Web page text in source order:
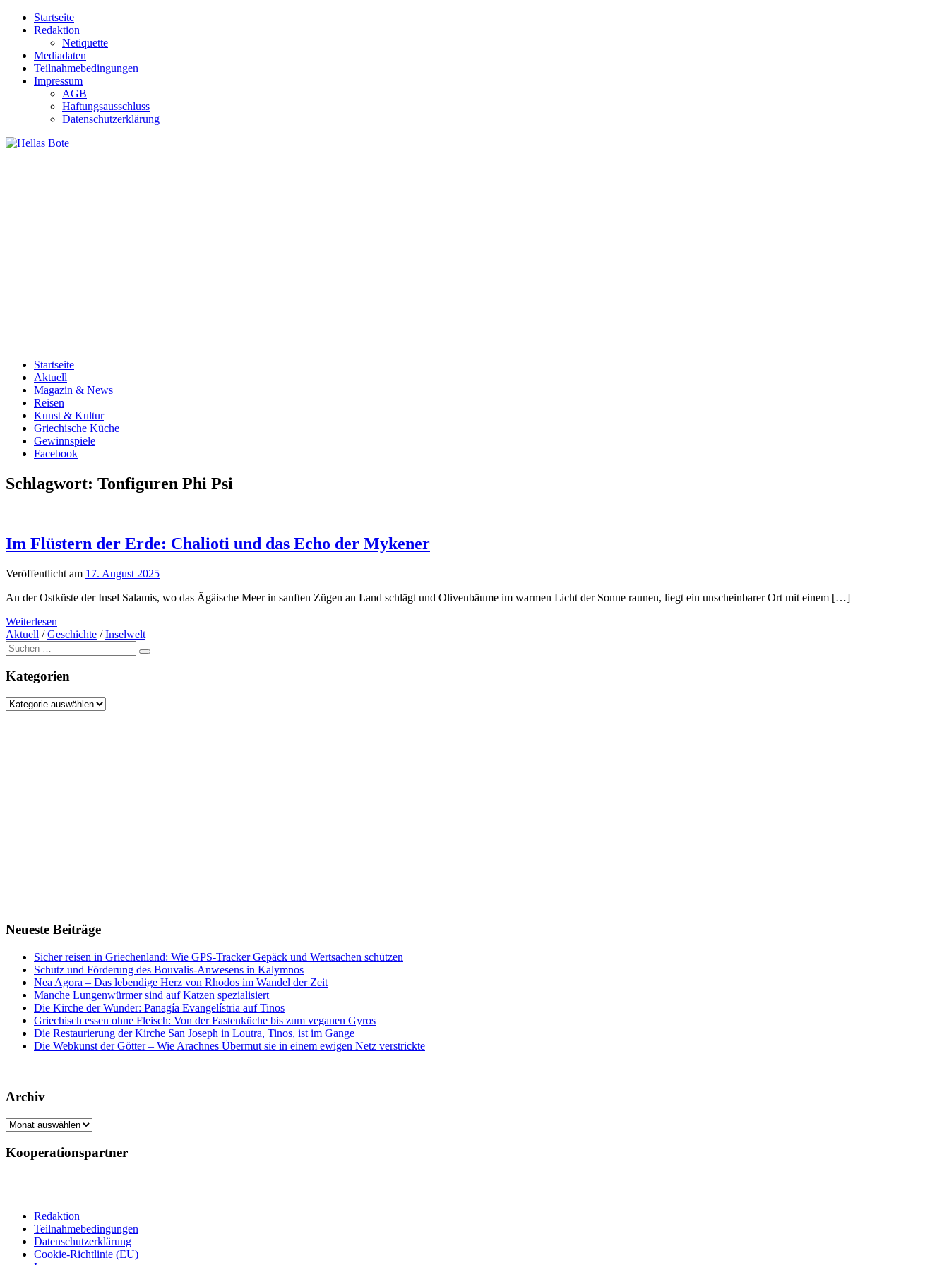
Zum
Inhalt
Startseite
Redaktion
Netiquette
Mediadaten
Teilnahmebedingungen
Impressum
AGB
Haftungsausschluss
Datenschutzerklärung
Startseite
Aktuell
Magazin & News
Reisen
Kunst & Kultur
Griechische Küche
Gewinnspiele
Facebook
Schlagwort: Tonfiguren Phi Psi
Im Flüstern der Erde: Chalioti und das Echo der Mykener
Veröffentlicht am 17. August 2025
An der Ostküste der Insel Salamis, wo das Ägäische Meer in sanften Zügen an Land schlägt und Olivenbäume im warmen Licht der Sonne raunen, liegt ein unscheinbarer Ort mit einem […]
Weiterlesen
Aktuell /Geschichte /Inselwelt
Suche
nach:
Kategorien
Kategorien
Neueste Beiträge
Sicher reisen in Griechenland: Wie GPS-Tracker Gepäck und Wertsachen schützen
Schutz und Förderung des Bouvalis-Anwesens in Kalymnos
Nea Agora – Das lebendige Herz von Rhodos im Wandel der Zeit
Manche Lungenwürmer sind auf Katzen spezialisiert
Die Kirche der Wunder: Panagía Evangelístria auf Tinos
Griechisch essen ohne Fleisch: Von der Fastenküche bis zum veganen Gyros
Die Restaurierung der Kirche San Joseph in Loutra, Tinos, ist im Gange
Die Webkunst der Götter – Wie Arachnes Übermut sie in einem ewigen Netz verstrickte
Archiv
Archiv
Kooperationspartner
Redaktion
Teilnahmebedingungen
Datenschutzerklärung
Cookie-Richtlinie (EU)